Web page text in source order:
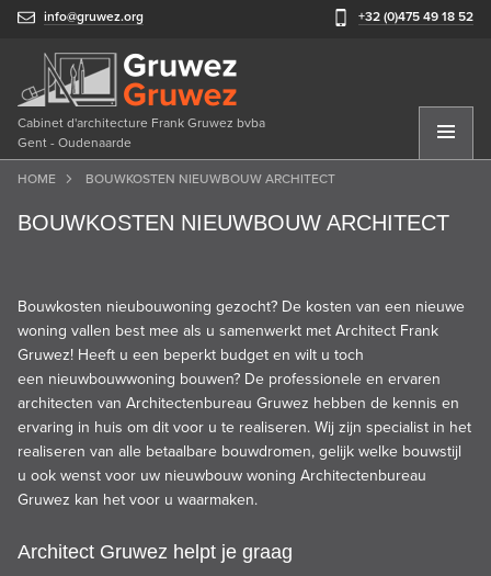
info@gruwez.org +32 (0)475 49 18 52
Cabinet d'architecture Frank Gruwez bvba
Gent - Oudenaarde
HOME BOUWKOSTEN NIEUWBOUW ARCHITECT
BOUWKOSTEN NIEUWBOUW ARCHITECT
Bouwkosten nieubouwoning gezocht? De kosten van een nieuwe
woning vallen best mee als u samenwerkt met Architect Frank
Gruwez! Heeft u een beperkt budget en wilt u toch
een nieuwbouwwoning bouwen? De professionele en ervaren
architecten van Architectenbureau Gruwez hebben de kennis en
ervaring in huis om dit voor u te realiseren. Wij zijn specialist in het
realiseren van alle betaalbare bouwdromen, gelijk welke bouwstijl
u ook wenst voor uw nieuwbouw woning Architectenbureau
Gruwez kan het voor u waarmaken.
Architect Gruwez helpt je graag